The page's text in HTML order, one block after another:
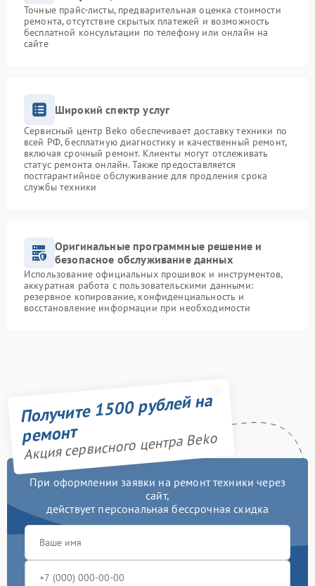
Точные прайс-листы, предварительная оценка стоимости
ремонта, отсутствие скрытых платежей и возможность
бесплатной консультации по телефону или онлайн на
сайте
Широкий спектр услуг
Сервисный центр Beko обеспечивает доставку техники по
всей РФ, бесплатную диагностику и качественный ремонт,
включая срочный ремонт. Клиенты могут отслеживать
статус ремонта онлайн. Также предоставляется
постгарантийное обслуживание для продления срока
службы техники
Оригинальные программные решение и
безопасное обслуживание данных
Использование официальных прошивок и инструментов,
аккуратная работа с пользовательскими данными:
резервное копирование, конфиденциальность и
восстановление информации при необходимости
Получите 1500 рублей на
ремонт
Акция сервисного центра Beko
При оформлении заявки на ремонт техники через
сайт,
действует персональная бессрочная скидка